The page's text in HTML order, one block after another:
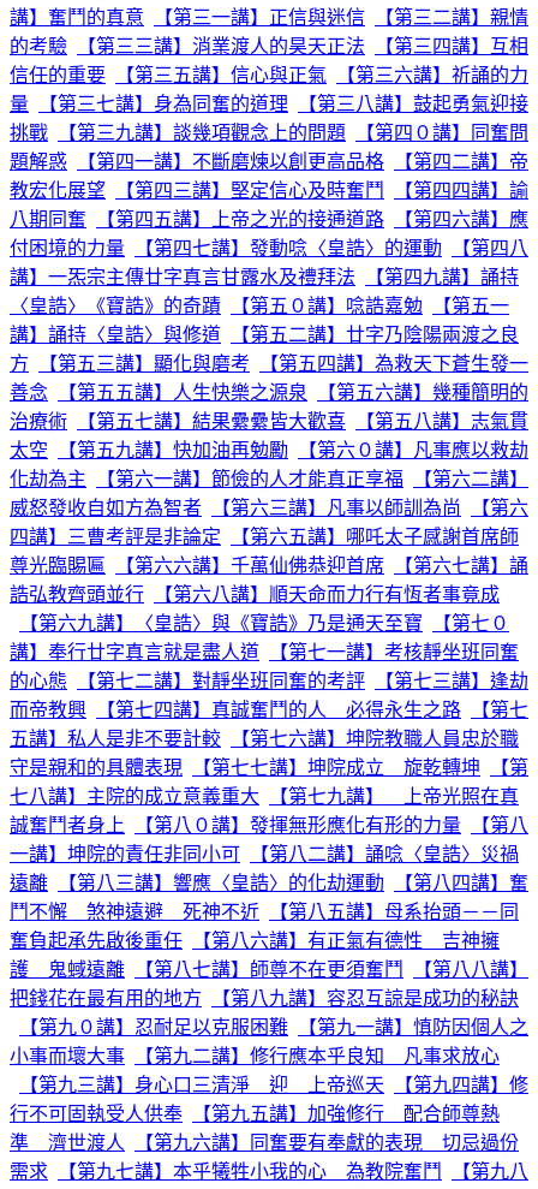
講】奮鬥的真意
【第三一講】正信與迷信
【第三二講】親情
的考驗
【第三三講】消業渡人的昊天正法
【第三四講】互相
信任的重要
【第三五講】信心與正氣
【第三六講】祈誦的力
量
【第三七講】身為同奮的道理
【第三八講】鼓起勇氣迎接
挑戰
【第三九講】談幾項觀念上的問題
【第四０講】同奮問
題解惑
【第四一講】不斷磨煉以創更高品格
【第四二講】帝
教宏化展望
【第四三講】堅定信心及時奮鬥
【第四四講】諭
八期同奮
【第四五講】上帝之光的接通道路
【第四六講】應
付困境的力量
【第四七講】發動唸〈皇誥〉的運動
【第四八
講】一炁宗主傳廿字真言甘露水及禮拜法
【第四九講】誦持
〈皇誥〉《寶誥》的奇蹟
【第五０講】唸誥嘉勉
【第五一
講】誦持〈皇誥〉與修道
【第五二講】廿字乃陰陽兩渡之良
方
【第五三講】顯化與磨考
【第五四講】為救天下蒼生發一
善念
【第五五講】人生快樂之源泉
【第五六講】幾種簡明的
治療術
【第五七講】結果纍纍皆大歡喜
【第五八講】志氣貫
太空
【第五九講】快加油再勉勵
【第六０講】凡事應以救劫
化劫為主
【第六一講】節儉的人才能真正享福
【第六二講】
威怒發收自如方為智者
【第六三講】凡事以師訓為尚
【第六
四講】三曹考評是非論定
【第六五講】哪吒太子感謝首席師
尊光臨賜匾
【第六六講】千萬仙佛恭迎首席
【第六七講】誦
誥弘教齊頭並行
【第六八講】順天命而力行有恆者事竟成
【第六九講】〈皇誥〉與《寶誥》乃是通天至寶
【第七０
講】奉行廿字真言就是盡人道
【第七一講】考核靜坐班同奮
的心態
【第七二講】對靜坐班同奮的考評
【第七三講】逢劫
而帝教興
【第七四講】真誠奮鬥的人 必得永生之路
【第七
五講】私人是非不要計較
【第七六講】坤院教職人員忠於職
守是親和的具體表現
【第七七講】坤院成立 旋乾轉坤
【第
七八講】主院的成立意義重大
【第七九講】 上帝光照在真
誠奮鬥者身上
【第八０講】發揮無形應化有形的力量
【第八
一講】坤院的責任非同小可
【第八二講】誦唸〈皇誥〉災禍
遠離
【第八三講】響應〈皇誥〉的化劫運動
【第八四講】奮
鬥不懈 煞神遠避 死神不近
【第八五講】母系抬頭－－同
奮負起承先啟後重任
【第八六講】有正氣有德性 吉神擁
護 鬼蜮遠離
【第八七講】師尊不在更須奮鬥
【第八八講】
把錢花在最有用的地方
【第八九講】容忍互諒是成功的秘訣
【第九０講】忍耐足以克服困難
【第九一講】慎防因個人之
小事而壞大事
【第九二講】修行應本乎良知 凡事求放心
【第九三講】身心口三清淨 迎 上帝巡天
【第九四講】修
行不可固執受人供奉
【第九五講】加強修行 配合師尊熱
準 濟世渡人
【第九六講】同奮要有奉獻的表現 切忌過份
需求
【第九七講】本乎犧牲小我的心 為教院奮鬥
【第九八